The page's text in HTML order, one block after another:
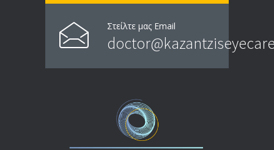
Στείλτε μας Email